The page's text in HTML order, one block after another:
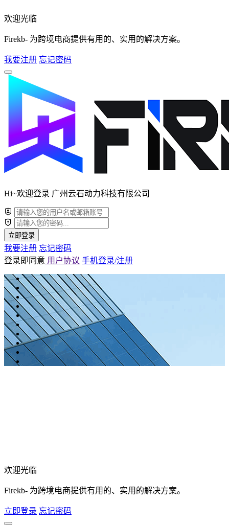
欢迎光临
Firekb- 为跨境电商提供有用的、实用的解决方案。
我要注册 忘记密码
Hi~欢迎登录 广州云石动力科技有限公司
立即登录
我要注册 忘记密码
登录即同意 用户协议 手机登录/注册
欢迎光临
Firekb- 为跨境电商提供有用的、实用的解决方案。
立即登录 忘记密码